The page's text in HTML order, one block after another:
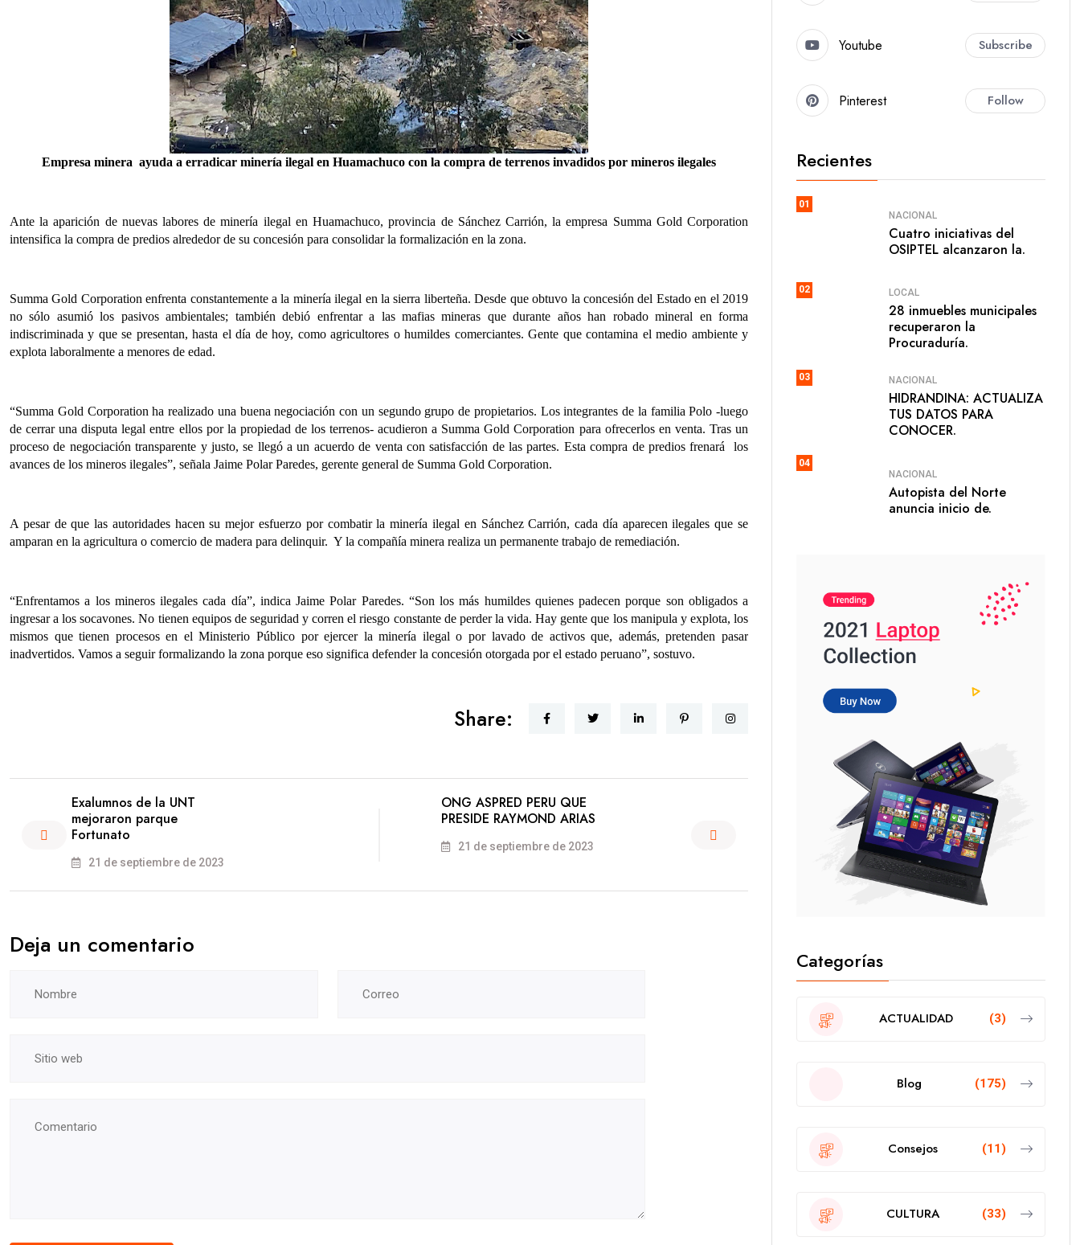
Empresa minera ayuda a erradicar minería ilegal en Huamachuco con la compra de terrenos invadidos por mineros ilegales
Ante la aparición de nuevas labores de minería ilegal en Huamachuco, provincia de Sánchez Carrión, la empresa Summa Gold Corporation
intensifica la compra de predios alrededor de su concesión para consolidar la formalización en la zona.
Summa Gold Corporation enfrenta constantemente a la minería ilegal en la sierra liberteña. Desde que obtuvo la concesión del Estado en el 2019
no sólo asumió los pasivos ambientales; también debió enfrentar a las mafias mineras que durante años han robado mineral en forma
indiscriminada y que se presentan, hasta el día de hoy, como agricultores o humildes comerciantes. Gente que contamina el medio ambiente y
explota laboralmente a menores de edad.
“Summa Gold Corporation ha realizado una buena negociación con un segundo grupo de propietarios. Los integrantes de la familia Polo -luego
de cerrar una disputa legal entre ellos por la propiedad de los terrenos- acudieron a Summa Gold Corporation para ofrecerlos en venta. Tras un
proceso de negociación transparente y justo, se llegó a un acuerdo de venta con satisfacción de las partes. Esta compra de predios frenará los
avances de los mineros ilegales”, señala Jaime Polar Paredes, gerente general de Summa Gold Corporation.
A pesar de que las autoridades hacen su mejor esfuerzo por combatir la minería ilegal en Sánchez Carrión, cada día aparecen ilegales que se
amparan en la agricultura o comercio de madera para delinquir. Y la compañía minera realiza un permanente trabajo de remediación.
“Enfrentamos a los mineros ilegales cada día”, indica Jaime Polar Paredes. “Son los más humildes quienes padecen porque son obligados a
ingresar a los socavones. No tienen equipos de seguridad y corren el riesgo constante de perder la vida. Hay gente que los manipula y explota, los
mismos que tienen procesos en el Ministerio Público por ejercer la minería ilegal o por lavado de activos que, además, pretenden pasar
inadvertidos. Vamos a seguir formalizando la zona porque eso significa defender la concesión otorgada por el estado peruano”, sostuvo.
Share:
Exalumnos de la UNT
mejoraron parque
Fortunato
21 de septiembre de 2023
ONG ASPRED PERU QUE
PRESIDE RAYMOND ARIAS
21 de septiembre de 2023
Deja un comentario
Youtube Subscribe
Pinterest Follow
Recientes
01
NACIONAL
Cuatro iniciativas del
OSIPTEL alcanzaron la.
02 LOCAL
28 inmuebles municipales
recuperaron la
Procuraduría.
03 NACIONAL
HIDRANDINA: ACTUALIZA
TUS DATOS PARA
CONOCER.
04
NACIONAL
Autopista del Norte
anuncia inicio de.
Categorías
ACTUALIDAD (3)
Blog (175)
Consejos (11)
CULTURA (33)